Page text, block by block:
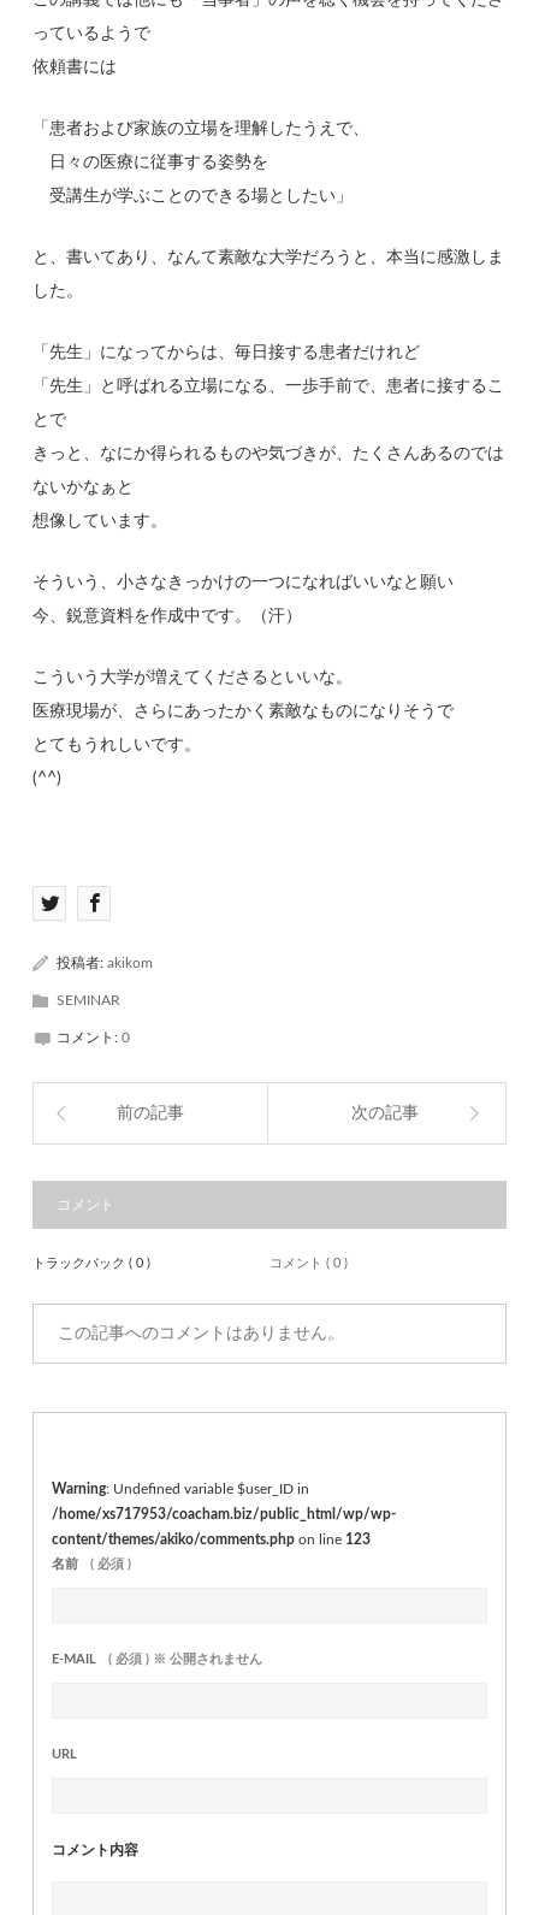
っているようで
依頼書には
「患者および家族の立場を理解したうえで、
日々の医療に従事する姿勢を
受講生が学ぶことのできる場としたい」
と、書いてあり、なんて素敵な大学だろうと、本当に感激しま
した。
「先生」になってからは、毎日接する患者だけれど
「先生」と呼ばれる立場になる、一歩手前で、患者に接するこ
とで
きっと、なにか得られるものや気づきが、たくさんあるのでは
ないかなぁと
想像しています。
そういう、小さなきっかけの一つになればいいなと願い
今、鋭意資料を作成中です。（汗）
こういう大学が増えてくださるといいな。
医療現場が、さらにあったかく素敵なものになりそうで
とてもうれしいです。
(^^)
投稿者:akikom
SEMINAR
コメント:0
前の記事 次の記事
コメント
トラックバック ( 0 ) コメント ( 0 )
この記事へのコメントはありません。
Warning : Undefined variable $user_ID in
/home/xs717953/coacham.biz/public_html/wp/wp-
content/themes/akiko/comments.php on line 123
名前 ( 必須 )
E-MAIL ( 必須 ) ※ 公開されません
URL
コメント内容